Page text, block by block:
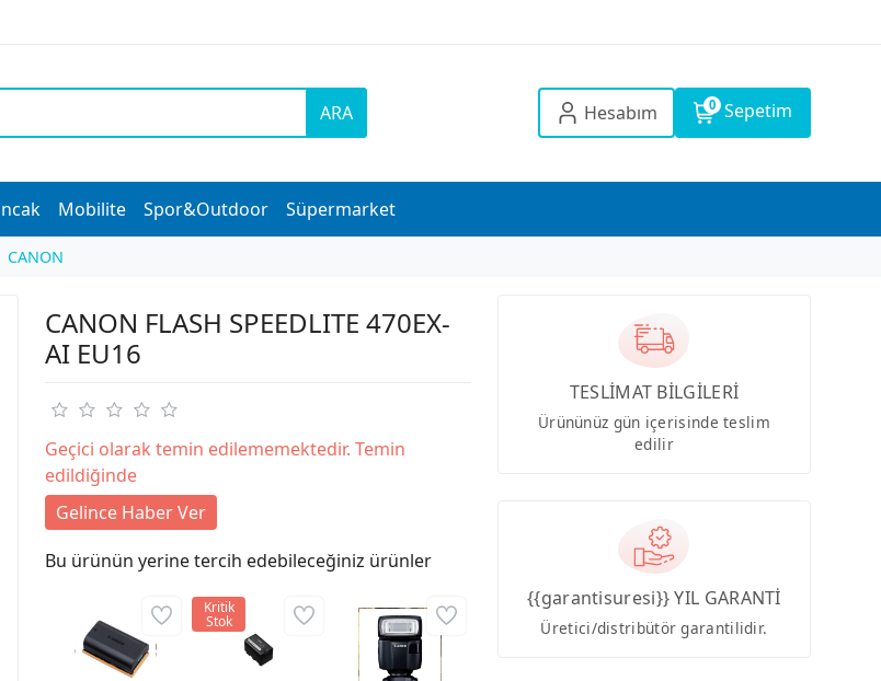
ARA Hesabım 0 Sepetim
Mobilite Spor&Outdoor Süpermarket
CANON
CANON FLASH SPEEDLITE 470EX-
AI EU16
Geçici olarak temin edilememektedir. Temin
edildiğinde
Gelince Haber Ver
Bu ürünün yerine tercih edebileceğiniz ürünler
Kritik
Stok
TESLİMAT BİLGİLERİ
Ürününüz gün içerisinde teslim
edilir
{{garantisuresi}} YIL GARANTİ
Üretici/distribütör garantilidir.